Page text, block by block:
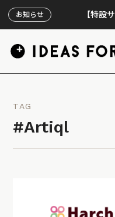
お知らせ 【特設サイ
TAG
#Artiql